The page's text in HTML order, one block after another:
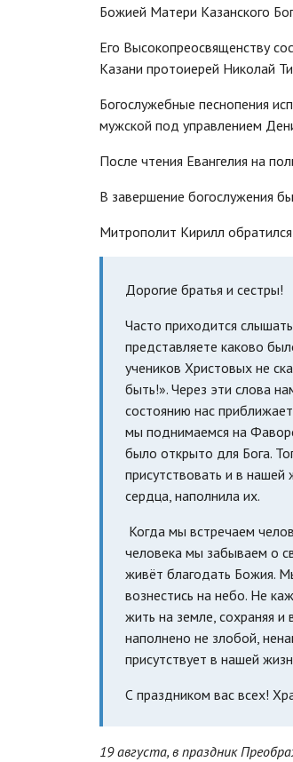
Божией Матери Казанского
Его Высокопреосвященству
Казани протоиерей Николай
Богослужебные песнопения
мужской под управлением
После чтения Евангелия на
В завершение богослужения
Митрополит Кирилл
Дорогие братья и сестры!
Часто приходится
представляете каково
учеников Христовых не
быть!». Через эти слова
состоянию нас
мы поднимаемся на
было открыто для Бога.
присутствовать и в
сердца, наполнила их.
Когда мы встречаем
человека мы забываем о
живёт благодать Божия.
вознестись на небо. Не
жить на земле, сохраняя
наполнено не злобой,
присутствует в нашей
С праздником вас всех!
19 августа, в праздник